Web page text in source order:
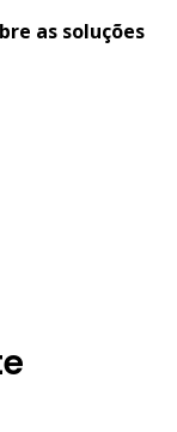
as soluções